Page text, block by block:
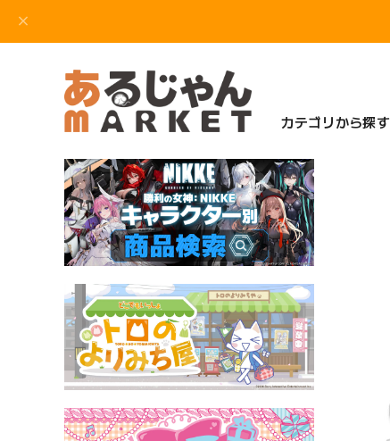
カテゴリから探す